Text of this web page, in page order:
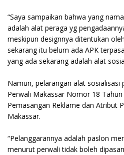
“Saya sampaikan bahwa yang
adalah alat peraga yg
meskipun designnya ditentukan
sekarang itu belum ada APK
yang ada sekarang adalah alat
Namun, pelarangan alat sosialisasi
Perwali Makassar Nomor 18
Pemasangan Reklame dan Atribut
Makassar.
“Pelanggarannya adalah paslon
menurut perwali tidak boleh